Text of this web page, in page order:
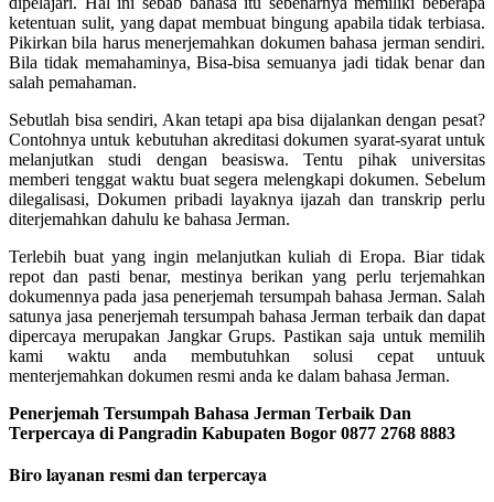
ketentuan sulit, yang dapat membuat bingung apabila tidak terbiasa.
Pikirkan bila harus menerjemahkan dokumen bahasa jerman sendiri.
Bila tidak memahaminya, Bisa-bisa semuanya jadi tidak benar dan
salah pemahaman.
Sebutlah bisa sendiri, Akan tetapi apa bisa dijalankan dengan pesat?
Contohnya untuk kebutuhan akreditasi dokumen syarat-syarat untuk
melanjutkan studi dengan beasiswa. Tentu pihak universitas
memberi tenggat waktu buat segera melengkapi dokumen. Sebelum
dilegalisasi, Dokumen pribadi layaknya ijazah dan transkrip perlu
diterjemahkan dahulu ke bahasa Jerman.
Terlebih buat yang ingin melanjutkan kuliah di Eropa. Biar tidak
repot dan pasti benar, mestinya berikan yang perlu terjemahkan
dokumennya pada jasa penerjemah tersumpah bahasa Jerman. Salah
satunya jasa penerjemah tersumpah bahasa Jerman terbaik dan dapat
dipercaya merupakan Jangkar Grups. Pastikan saja untuk memilih
kami waktu anda membutuhkan solusi cepat untuuk
menterjemahkan dokumen resmi anda ke dalam bahasa Jerman.
Penerjemah Tersumpah Bahasa Jerman Terbaik Dan
Terpercaya di Pangradin Kabupaten Bogor 0877 2768 8883
Biro layanan resmi dan terpercaya